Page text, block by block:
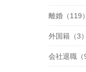
離婚（119）
外国籍（3）
会社退職（